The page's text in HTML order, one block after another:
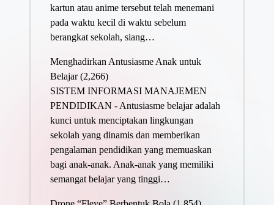
kartun atau anime tersebut telah menemani
pada waktu kecil di waktu sebelum
berangkat sekolah, siang…
Menghadirkan Antusiasme Anak untuk
Belajar (2,266)
SISTEM INFORMASI MANAJEMEN
PENDIDIKAN - Antusiasme belajar adalah
kunci untuk menciptakan lingkungan
sekolah yang dinamis dan memberikan
pengalaman pendidikan yang memuaskan
bagi anak-anak. Anak-anak yang memiliki
semangat belajar yang tinggi…